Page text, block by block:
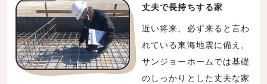
丈夫で長持ちする家
近い将来、必ず来ると言わ
れている東海地震に備え、
サンジョーホームでは基礎
のしっかりとした丈夫な家